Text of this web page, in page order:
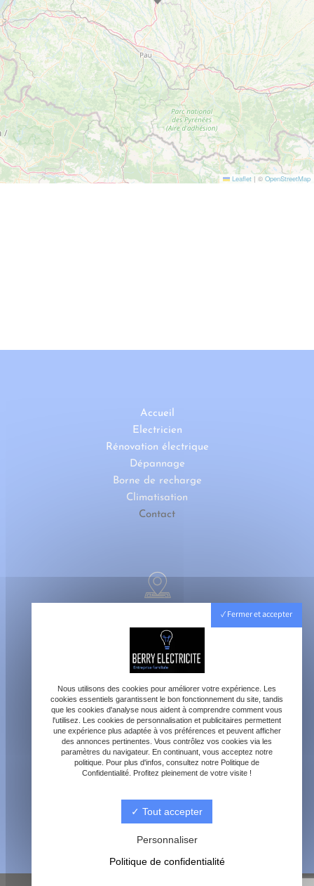
Leaflet | © OpenStreetMap
Accueil
Electricien
Rénovation électrique
Dépannage
Borne de recharge
Climatisation
Contact
contact@berry-electricite.fr
06 70 40 09 29
Fermer et accepter
Nous utilisons des cookies pour améliorer votre expérience. Les
cookies essentiels garantissent le bon fonctionnement du site, tandis
que les cookies d'analyse nous aident à comprendre comment vous
l'utilisez. Les cookies de personnalisation et publicitaires permettent
une expérience plus adaptée à vos préférences et peuvent afficher
des annonces pertinentes. Vous contrôlez vos cookies via les
paramètres du navigateur. En continuant, vous acceptez notre
politique. Pour plus d'infos, consultez notre Politique de
Confidentialité. Profitez pleinement de votre visite !
Tout accepter
Personnaliser
Politique de confidentialité